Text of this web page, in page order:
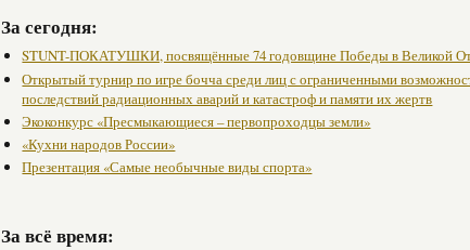
За сегодня:
STUNT-ПОКАТУШКИ, посвящённые 74 годовщине Победы в Великой
Открытый турнир по игре бочча среди лиц с ограниченными
последствий радиационных аварий и катастроф и памяти их жертв
Экоконкурс «Пресмыкающиеся – первопроходцы земли»
«Кухни народов России»
Презентация «Самые необычные виды спорта»
За всё время: